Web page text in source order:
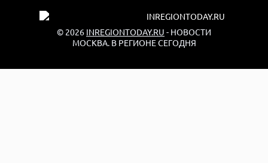
© 2026 INREGIONTODAY.RU - НОВОСТИ
МОСКВА. В РЕГИОНЕ СЕГОДНЯ